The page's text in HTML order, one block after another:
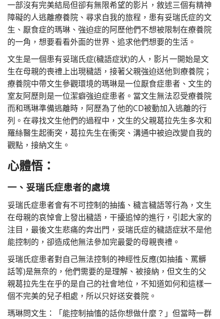
一部沒有完美結局但卻有無限希望的影片，敘述三個有精神
障礙的人逃離療養院、尋求自我的旅程，患有妥瑞氏症的文
生、厭食症的瑪琳、強迫症的阿歷他們不想被限制在療養院
的一角，想要看看外面的世界、追求他們想要的生活。
文生是一個患有妥瑞氏症(穢語症狀)的人，影片一開始是文
生在母親的喪禮上出現穢語，接著父親強迫送他到療養院；
療養院中帶文生參觀環境的瑪琳是一位厭食症患者、文生的
室友阿歷則是一位潔癖強迫症患者。當文生無法忍受療養院
而和瑪琳準備逃離時，阿歷為了他的CD被動加入逃離的行
列。在尋找文生他們的過程中，文生的父親葛拉先生多次和
羅絲醫生起衝突，葛拉先生在衝突、溝通中被迫改變自我的
觀點，接納文生。
心體悟：
一、妥瑞氏症患者的處境
妥瑞氏症患者會有不可控制的抽搐、穢言穢語等行為，文生
在母親的哀悼會上發出穢語，干擾追悼的進行，引起大家的
注目，最後文生悲痛的奔出門，妥瑞氏症的穢語症狀不是他
能控制的，卻造成他無法參加完最愛的母親喪禮。
妥瑞氏症患者對自己無法控制的神經性反應(如抽搐、罵髒
話等)是無奈的，他們需要的是理解、被接納，但文生的父
親葛拉先生在乎的是自己的社會地位，不知道如何和這樣一
個不完美的兒子相處，所以只好送安養院。
瑪琳問文生：「能控制抽慉的話你想做什麼？」但當時一群